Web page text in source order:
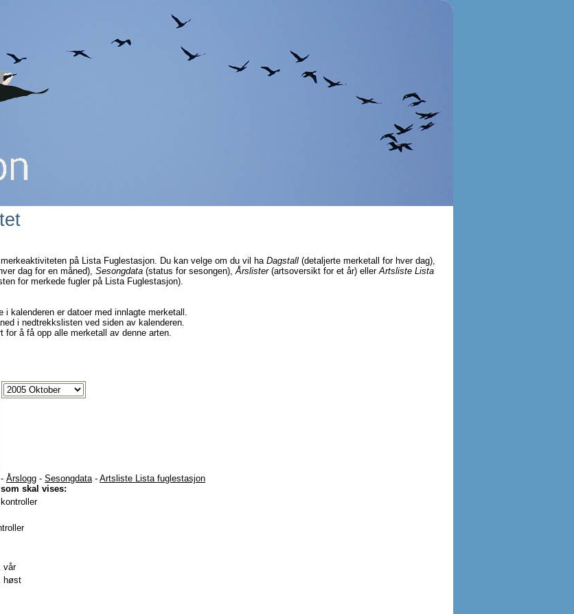
på Lista Fuglestasjon. Du kan velge om du vil ha Dagstall (detaljerte merketall for hver dag),
dag for en måned), Sesongdata (status for sesongen),Årslister(artsoversikt for et år) ellerArtsliste Lista
for merkede fugler på Lista Fuglestasjon).
i kalenderen er datoer med innlagte merketall.
i nedtrekkslisten ved siden av kalenderen.
for å få opp alle merketall av denne arten.
- Årslogg - Sesongdata- Artsliste Lista fuglestasjon
skal vises:
vår
høst